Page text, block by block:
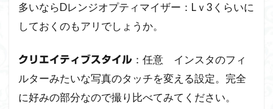
多いならDレンジオプティマイザー：Lｖ3くらいに
しておくのもアリでしょうか。
クリエイティブスタイル ：任意 インスタのフィ
ルターみたいな写真のタッチを変える設定。完全
に好みの部分なので撮り比べてみてください。